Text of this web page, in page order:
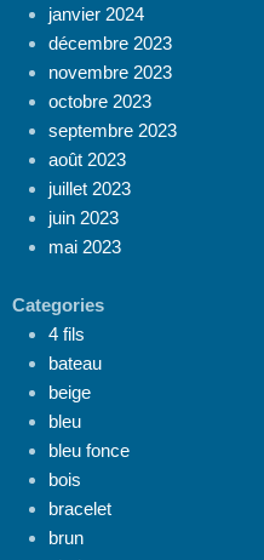
janvier 2024
décembre 2023
novembre 2023
octobre 2023
septembre 2023
août 2023
juillet 2023
juin 2023
mai 2023
Categories
4 fils
bateau
beige
bleu
bleu fonce
bois
bracelet
brun